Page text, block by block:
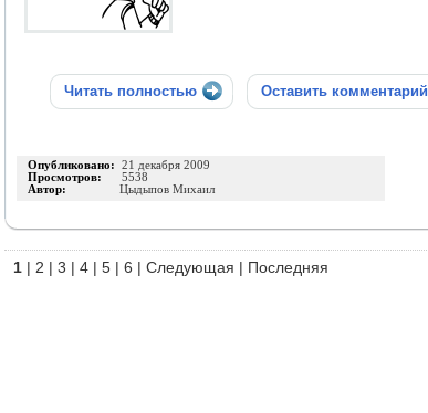
Читать полностью Оставить комментарий
Опубликовано: 21 декабря 2009
Просмотров: 5538
Автор: Цыдыпов Михаил
1 | 2 | 3 | 4 | 5 | 6 | Следующая | Последняя